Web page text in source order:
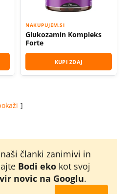
NAKUPUJEM.SI
Glukozamin Kompleks
Forte
KUPI ZDAJ
članki zanimivi in
Bodi eko kot svoj
novic na Googlu.